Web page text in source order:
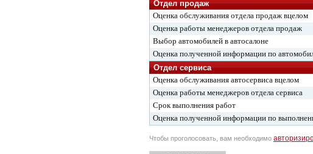
Отдел продаж
Оценка обслуживания отдела продаж вцелом
Оценка работы менеджеров отдела продаж
Выбор автомобилей в автосалоне
Оценка полученной информации по
Отдел сервиса
Оценка обслуживания автосервиса вцелом
Оценка работы менеджеров отдела сервиса
Срок выполнения работ
Оценка полученной информации по
Чтобы проголосовать, вам необходимо